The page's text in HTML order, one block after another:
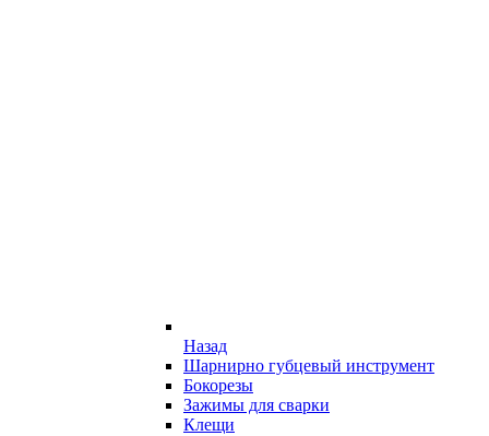
Назад
Шарнирно губцевый инструмент
Бокорезы
Зажимы для сварки
Клещи